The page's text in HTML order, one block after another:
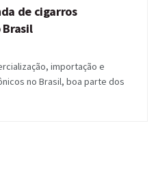
de cigarros
importação e
no Brasil, boa parte dos